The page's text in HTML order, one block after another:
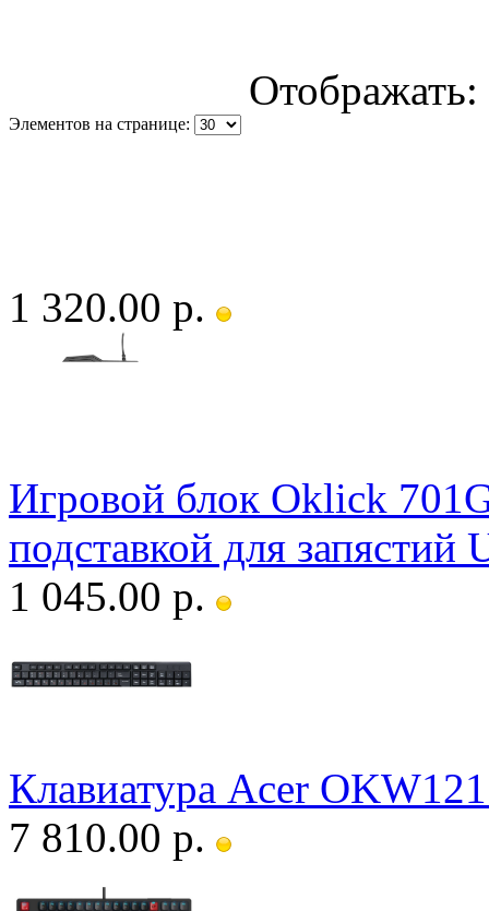
Отображать:
Элементов на странице:
1 320.00 р.
Игровой блок Oklick
подставкой для запястий
1 045.00 р.
Клавиатура Acer
7 810.00 р.